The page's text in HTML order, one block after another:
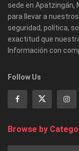
sede en Apatzingán,
para llevar a
seguridad, política,
exactitud que
Información con
Follow Us
Browse by